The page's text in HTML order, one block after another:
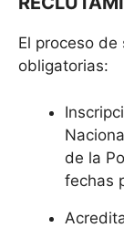
El proceso
obligatorias:
de la
fechas